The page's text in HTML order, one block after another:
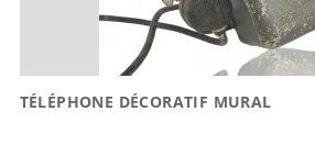
TÉLÉPHONE DÉCORATIF MURAL